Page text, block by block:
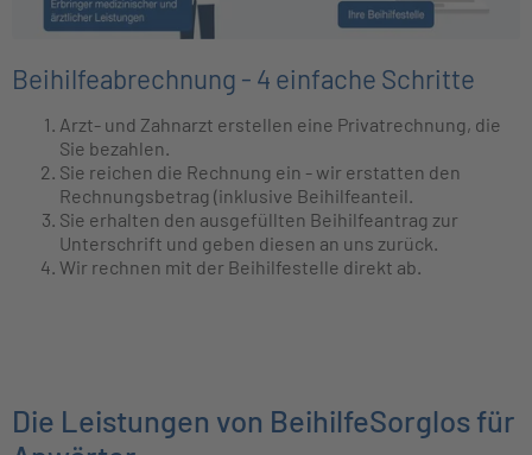
Beihilfeabrechnung - 4 einfache Schritte
Arzt- und Zahnarzt erstellen eine Privatrechnung, die
Sie bezahlen.
Sie reichen die Rechnung ein - wir erstatten den
Rechnungsbetrag (inklusive Beihilfeanteil.
Sie erhalten den ausgefüllten Beihilfeantrag zur
Unterschrift und geben diesen an uns zurück.
Wir rechnen mit der Beihilfestelle direkt ab.
Die Leistungen von BeihilfeSorglos für